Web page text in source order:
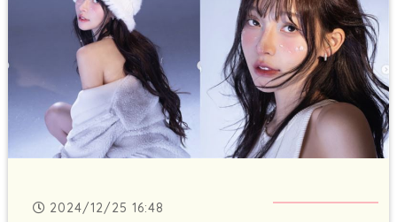
2024/12/25 16:48